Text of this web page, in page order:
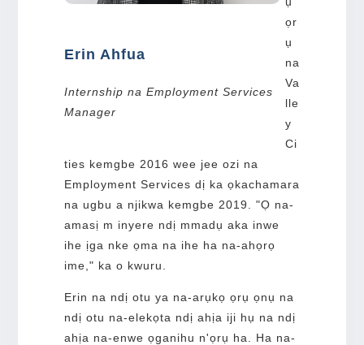
Erin Ahfua
Internship na Employment Services
Manager
ọr
ụ
na
Va
lle
y
Ci
ties kemgbe 2016 wee jee ozi na
Employment Services dị ka ọkachamara
na ugbu a njikwa kemgbe 2019. "Ọ na-
amasị m inyere ndị mmadụ aka inwe
ihe ịga nke ọma na ihe ha na-ahọrọ
ime," ka o kwuru.
Erin na ndị otu ya na-arụkọ ọrụ ọnụ na
ndị otu na-elekọta ndị ahịa iji hụ na ndị
ahịa na-enwe ọganihu n'ọrụ ha. Ha na-